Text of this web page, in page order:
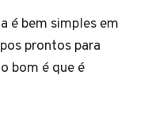
é bem simples em
prontos para
bom é que é